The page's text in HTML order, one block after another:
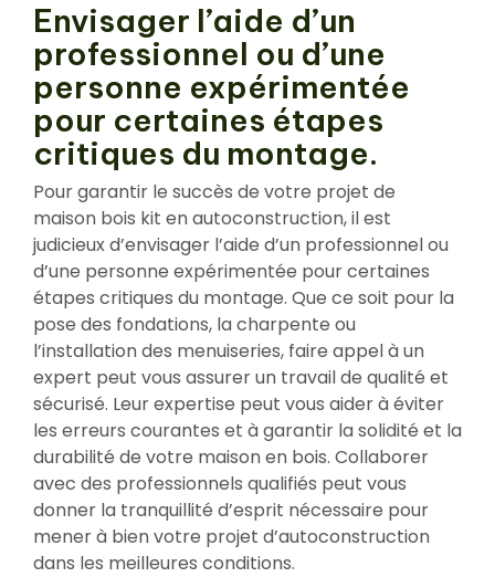
Envisager l’aide d’un
professionnel ou d’une
personne expérimentée
pour certaines étapes
critiques du montage.
Pour garantir le succès de votre projet de
maison bois kit en autoconstruction, il est
judicieux d’envisager l’aide d’un professionnel ou
d’une personne expérimentée pour certaines
étapes critiques du montage. Que ce soit pour la
pose des fondations, la charpente ou
l’installation des menuiseries, faire appel à un
expert peut vous assurer un travail de qualité et
sécurisé. Leur expertise peut vous aider à éviter
les erreurs courantes et à garantir la solidité et la
durabilité de votre maison en bois. Collaborer
avec des professionnels qualifiés peut vous
donner la tranquillité d’esprit nécessaire pour
mener à bien votre projet d’autoconstruction
dans les meilleures conditions.